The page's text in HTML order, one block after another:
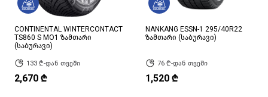
CONTINENTAL WINTERCONTACT
TS860 S MO1 ზამთარი
(საბურავი)
133 ₾-დან თვეში
2,670 ₾
NANKANG ESSN-1 295/40R22
ზამთარი (საბურავი)
76 ₾-დან თვეში
1,520 ₾